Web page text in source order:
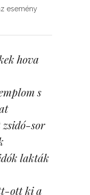
esemény
hova
s
sor
lakták
ott ki a